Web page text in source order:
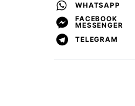
WHATSAPP
FACEBOOK
MESSENGER
TELEGRAM